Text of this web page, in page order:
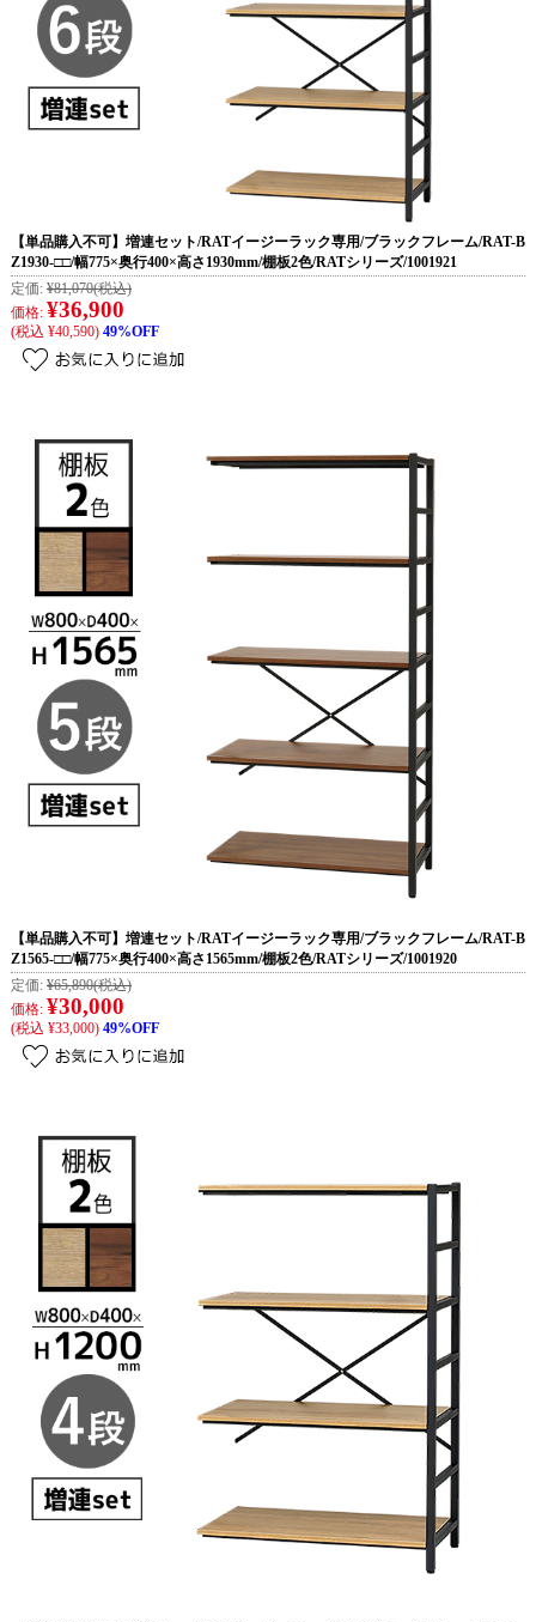
【単品購入不可】増連セット/RATイージーラック専用/ブラックフレーム/RAT-B
Z1930-□□/幅775×奥行400×高さ1930mm/棚板2色/RATシリーズ/1001921
定価: ¥81,070(税込)
価格: ¥36,900
(税込 ¥40,590) 49%OFF
【単品購入不可】増連セット/RATイージーラック専用/ブラックフレーム/RAT-B
Z1565-□□/幅775×奥行400×高さ1565mm/棚板2色/RATシリーズ/1001920
定価: ¥65,890(税込)
価格: ¥30,000
(税込 ¥33,000) 49%OFF